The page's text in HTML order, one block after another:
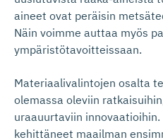
aineet ovat peräisin
Näin voimme auttaa myös
ympäristötavoitteissaan.
Materiaalivalintojen osalta
olemassa oleviin
uraauurtaviin
kehittäneet maailman